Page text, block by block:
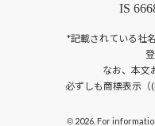
IS
*記載されている社
なお、本文
必ずしも商標表示（
©2026. For